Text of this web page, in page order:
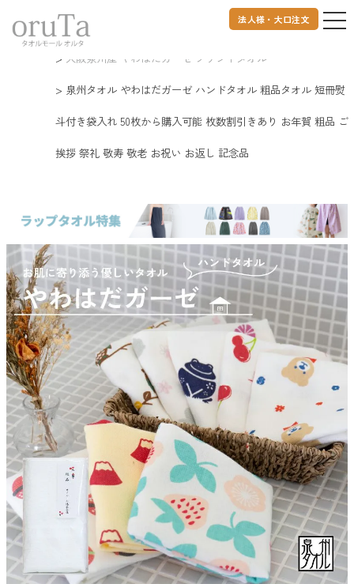
法人様・大口注文
トップページ
大阪泉州タオル
大阪泉州産 やわはだガーゼ プリントタオル
泉州タオル やわはだガーゼ ハンドタオル 粗品タオル 短冊熨
斗付き袋入れ 50枚から購入可能 枚数割引きあり お年賀 粗品 ご
挨拶 祭礼 敬寿 敬老 お祝い お返し 記念品